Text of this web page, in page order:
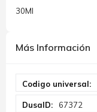
30Ml
Más Información
Información
67372